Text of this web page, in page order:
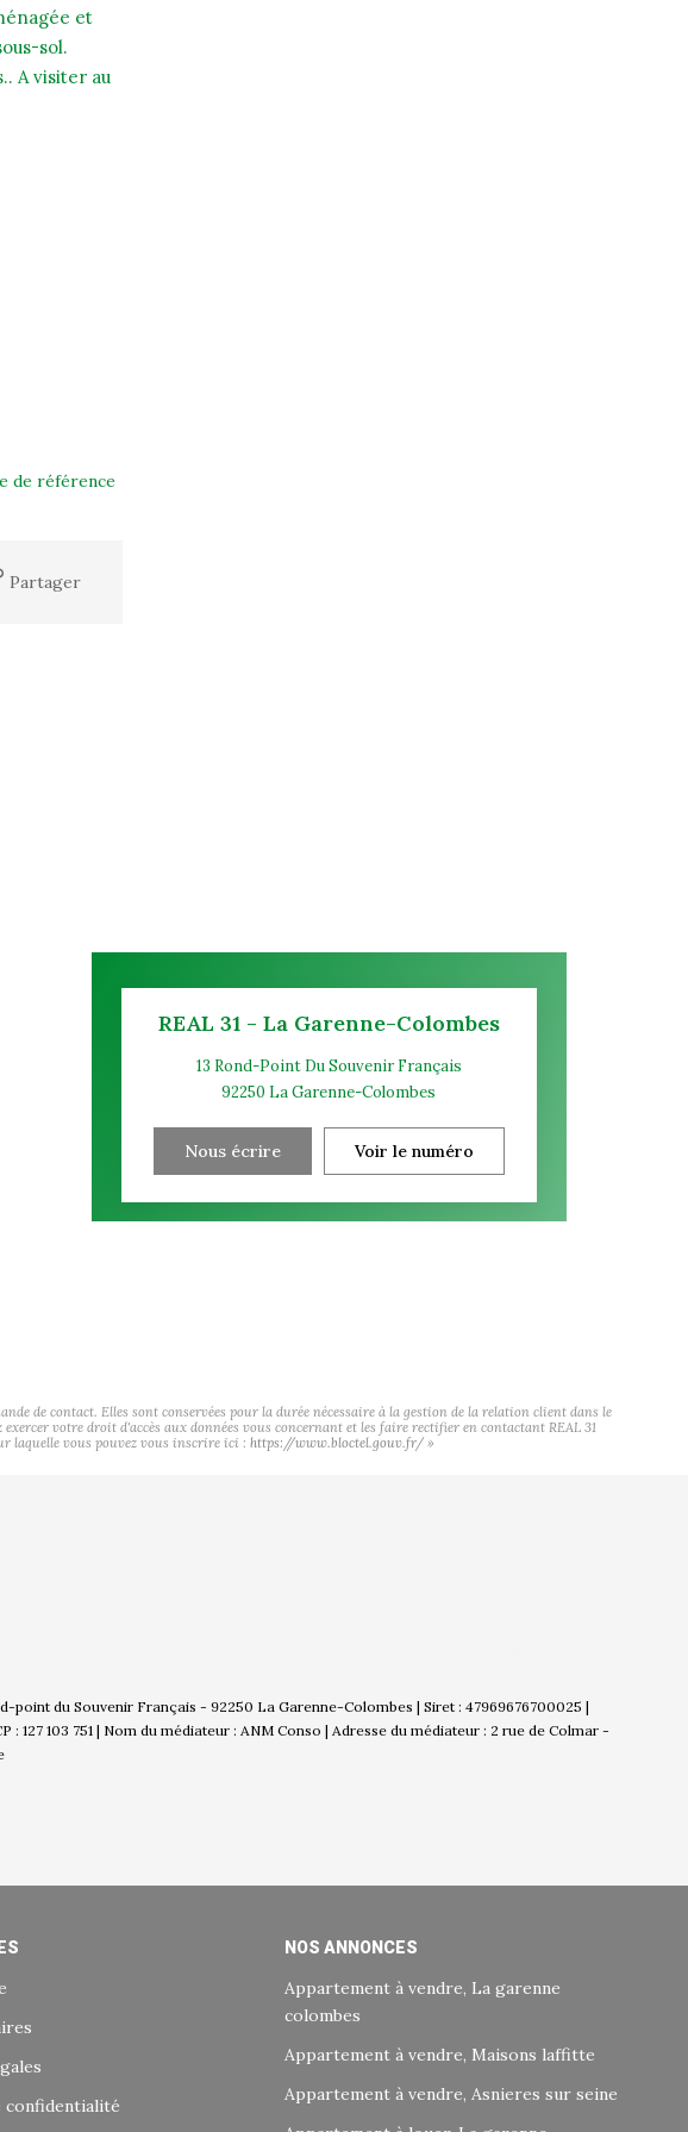
et
sol.
A visiter au
de référence
Partager
REAL 31 - La Garenne-Colombes
13 Rond-Point Du Souvenir Français
92250 La Garenne-Colombes
Nous écrire Voir le numéro
de contact. Elles sont conservées pour la durée nécessaire à la gestion de la relation client dans le
votre droit d'accès aux données vous concernant et les faire rectifier en contactant REAL 31
laquelle vous pouvez vous inscrire ici : https://www.bloctel.gouv.fr/ »
point du Souvenir Français - 92250 La Garenne-Colombes | Siret : 47969676700025 |
127 103 751 | Nom du médiateur : ANM Conso | Adresse du médiateur : 2 rue de Colmar -
confidentialité
NOS ANNONCES
Appartement à vendre, La garenne
colombes
Appartement à vendre, Maisons laffitte
Appartement à vendre, Asnieres sur seine